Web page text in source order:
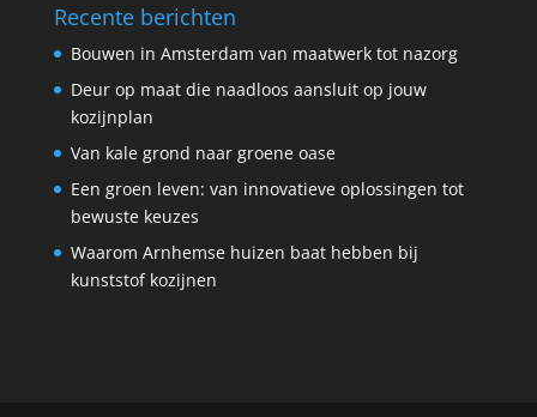
Recente berichten
Bouwen in Amsterdam van maatwerk tot nazorg
Deur op maat die naadloos aansluit op jouw
kozijnplan
Van kale grond naar groene oase
Een groen leven: van innovatieve oplossingen tot
bewuste keuzes
Waarom Arnhemse huizen baat hebben bij
kunststof kozijnen